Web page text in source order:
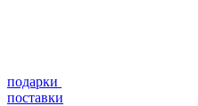
подарки
поставки